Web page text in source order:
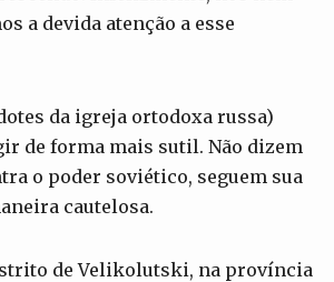
a devida atenção a esse
da igreja ortodoxa russa)
de forma mais sutil. Não dizem
o poder soviético, seguem sua
cautelosa.
de Velikolutski, na província